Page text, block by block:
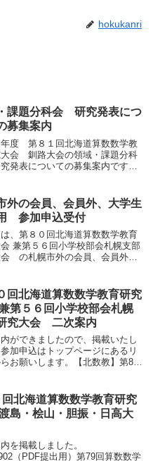
hokukanri
課題分科会 研究発表につ
募集案内
度 第８１回北海道算数数学教
会 釧路大会の領域・課題分科
発表についての募集案内です。
度領域・課題分科会申込書幌南
】....
外の会員、会員外、大学生
参加申込受付
、第８０回北海道算数数学教育
兼第５６回小学校部会札幌支部
の札幌市外の会員、会員外、
イトを選び直してください。今
参加申し込みを...
回北海道算数数学教育研究
第５６回小学校部会札幌
究大会 二次案内
ができましたので、掲載いたし
加申込はトップページにあるリ
お願いします。【北数教】第80
北海道算数数学教育研究
島・桧山・胆振・日高大
を掲載しました。
（PDF提出用）第79回算数数学